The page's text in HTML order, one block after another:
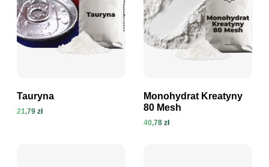
Tauryna
21,79 zł
Zobacz produkt
Monohydrat Kreatyny
80 Mesh
40,78 zł